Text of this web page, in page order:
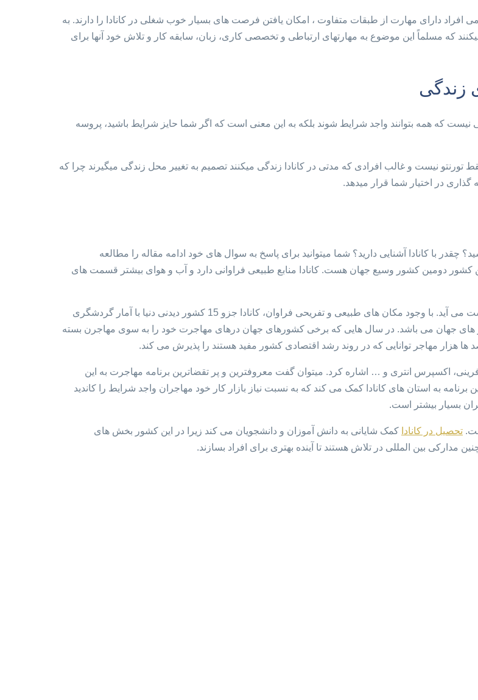
دارای مهارت از طبقات متفاوت ، امکان یافتن فرصت های بسیار خوب شغلی در کانادا را دارند. به
خود کار پیدا میکنند که مسلماً این موضوع به مهارتهای ارتباطی و تخصصی کاری، زبان، سابقه کار و تلاش خود آنها برای
که همه بتوانند واجد شرایط شوند بلکه به این معنی است که اگر شما حایز شرایط باشید، پروسه
تورنتو نیست و غالب افرادی که مدتی در کانادا زندگی میکنند تصمیم به تغییر محل زندگی میگیرند چرا که
در اختیار شما قرار میدهد.
چقدر با کانادا آشنایی دارید؟ شما میتوانید برای پاسخ به سوال های خود ادامه مقاله را مطالعه
قرار دارد. این کشور دومین کشور وسیع جهان هست. کانادا منابع طبیعی فراوانی دارد و آب و هوای بیشتر قسمت های
اصلی ترین منبع اقتصاد کانادا از صنعت گردشگری، بخش کشاورزی و پتروشیمی به دست می آید. با وجود مکان های طبیعی و تفریحی فراوان، کانادا جزو 15 کشور دیدنی دنیا با آمار گردشگری
کشور های جهان می باشد. در سال هایی که برخی کشورهای جهان درهای مهاجرت خود را به سوی مهاجرن بسته
ها هزار مهاجر توانایی که در روند رشد اقتصادی کشور مفید هستند را پذیرش می کند.
اکسپرس انتری و … اشاره کرد. میتوان گفت معروفترین و پر تقضاترین برنامه مهاجرت به این
سال 2015 از این سیستم رونمایی کرد. این برنامه به استان های کانادا کمک می کند که به نسبت نیاز بازار کار خود مهاجران واجد شرایط را کاندید
بسیار بیشتر است.
تحصیل در کانادا کمک شایانی به دانش آموزان و دانشجویان می کند زیرا در این کشور بخش های
بین المللی در تلاش هستند تا آینده بهتری برای افراد بسازند.